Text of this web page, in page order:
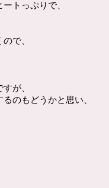
トっぷりで、
で、
が、
のもどうかと思い、